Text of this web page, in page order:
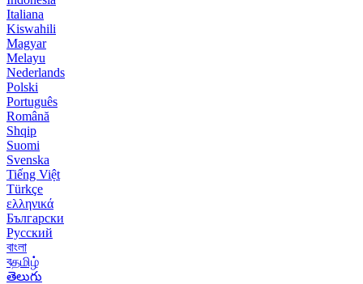
Italiana
Kiswahili
Magyar
Melayu
Nederlands
Polski
Português
Română
Shqip
Suomi
Svenska
Tiếng Việt
Türkçe
ελληνικά
Български
Русский
বাংলা
বதமிழ்
తెలుగు